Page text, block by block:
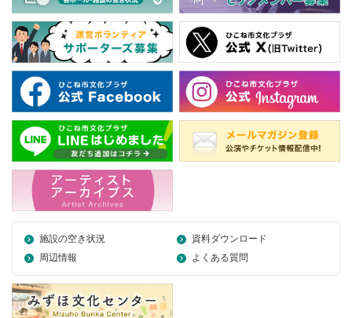
施設の空き状況
資料ダウンロード
周辺情報
よくある質問